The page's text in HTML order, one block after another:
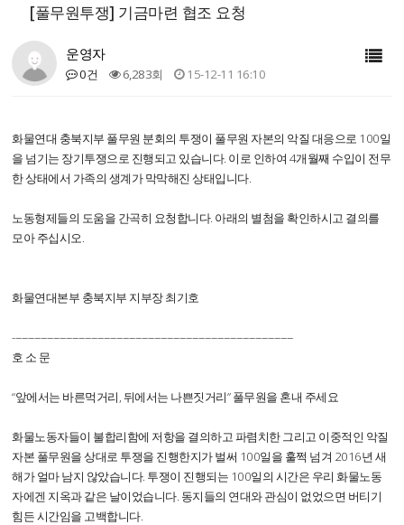
[풀무원투쟁] 기금마련 협조 요청
운영자
0건 6,283회 15-12-11 16:10
화물연대 충북지부 풀무원 분회의 투쟁이 풀무원 자본의 악질 대응으로 100일
을 넘기는 장기투쟁으로 진행되고 있습니다. 이로 인하여 4개월째 수입이 전무
한 상태에서 가족의 생계가 막막해진 상태입니다.
노동형제들의 도움을 간곡히 요청합니다. 아래의 별첨을 확인하시고 결의를
모아 주십시오.
화물연대본부 충북지부 지부장 최기호
-----------------------------------------------------------------------------------------
호 소 문
“앞에서는 바른먹거리, 뒤에서는 나쁜짓거리” 풀무원을 혼내 주세요
화물노동자들이 불합리함에 저항을 결의하고 파렴치한 그리고 이중적인 악질
자본 풀무원을 상대로 투쟁을 진행한지가 벌써 100일을 훌쩍 넘겨 2016년 새
해가 얼마 남지 않았습니다. 투쟁이 진행되는 100일의 시간은 우리 화물노동
자에겐 지옥과 같은 날이었습니다. 동지들의 연대와 관심이 없었으면 버티기
힘든 시간임을 고백합니다.